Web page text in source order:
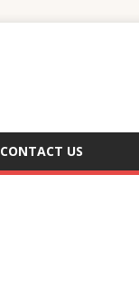
CONTACT US